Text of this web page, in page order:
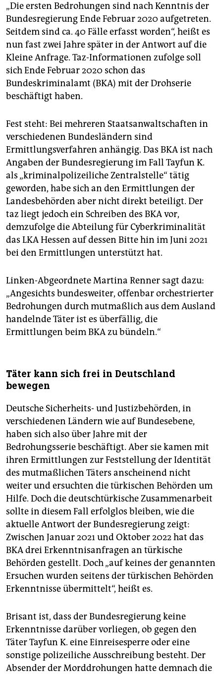
„Die ersten Bedrohungen sind nach Kenntnis der
Bundesregierung Ende Februar 2020 aufgetreten.
Seitdem sind ca. 40 Fälle erfasst worden“, heißt es
nun fast zwei Jahre später in der Antwort auf die
Kleine Anfrage. Taz-Informationen zufolge soll
sich Ende Februar 2020 schon das
Bundeskriminalamt (BKA) mit der Drohserie
beschäftigt haben.
Fest steht: Bei mehreren Staatsanwaltschaften in
verschiedenen Bundesländern sind
Ermittlungsverfahren anhängig. Das BKA ist nach
Angaben der Bundesregierung im Fall Tayfun K.
als „kriminalpolizeiliche Zentralstelle“ tätig
geworden, habe sich an den Ermittlungen der
Landesbehörden aber nicht direkt beteiligt. Der
taz liegt jedoch ein Schreiben des BKA vor,
demzufolge die Abteilung für Cyberkriminalität
das LKA Hessen auf dessen Bitte hin im Juni 2021
bei den Ermittlungen unterstützt hat.
Linken-Abgeordnete Martina Renner sagt dazu:
„Angesichts bundesweiter, offenbar orchestrierter
Bedrohungen durch mutmaßlich aus dem Ausland
handelnde Täter ist es überfällig, die
Ermittlungen beim BKA zu bündeln.“
Täter kann sich frei in Deutschland
bewegen
Deutsche Sicherheits- und Justizbehörden, in
verschiedenen Ländern wie auf Bundesebene,
haben sich also über Jahre mit der
Bedrohungsserie beschäftigt. Aber sie kamen mit
ihren Ermittlungen zur Feststellung der Identität
des mutmaßlichen Täters anscheinend nicht
weiter und ersuchten die türkischen Behörden um
Hilfe. Doch die deutschtürkische Zusammenarbeit
sollte in diesem Fall erfolglos bleiben, wie die
aktuelle Antwort der Bundesregierung zeigt:
Zwischen Januar 2021 und Oktober 2022 hat das
BKA drei Erkenntnisanfragen an türkische
Behörden gestellt. Doch „auf keines der genannten
Ersuchen wurden seitens der türkischen Behörden
Erkenntnisse übermittelt“, heißt es.
Brisant ist, dass der Bundesregierung keine
Erkenntnisse darüber vorliegen, ob gegen den
Täter Tayfun K. eine Einreisesperre oder eine
sonstige polizeiliche Ausschreibung besteht. Der
Absender der Morddrohungen hatte demnach die